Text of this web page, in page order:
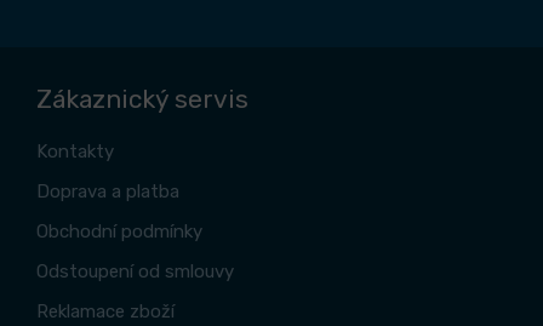
Zákaznický servis
Kontakty
Doprava a platba
Obchodní podmínky
Odstoupení od smlouvy
Reklamace zboží